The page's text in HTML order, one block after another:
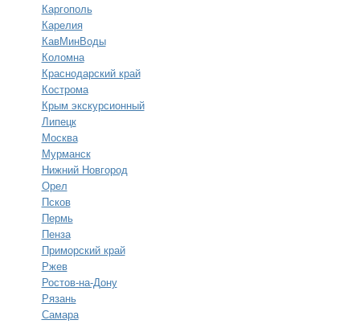
Каргополь
Карелия
КавМинВоды
Коломна
Краснодарский край
Кострома
Крым экскурсионный
Липецк
Москва
Мурманск
Нижний Новгород
Орел
Псков
Пермь
Пенза
Приморский край
Ржев
Ростов-на-Дону
Рязань
Самара